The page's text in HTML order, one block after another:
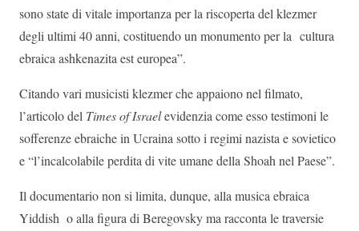
sono state di vitale importanza per la riscoperta del klezmer
degli ultimi 40 anni, costituendo un monumento per la cultura
ebraica ashkenazita est europea”.
Citando vari musicisti klezmer che appaiono nel filmato,
l’articolo del Times of Israelevidenzia come esso testimoni le
sofferenze ebraiche in Ucraina sotto i regimi nazista e sovietico
e “l’incalcolabile perdita di vite umane della Shoah nel Paese”.
Il documentario non si limita, dunque, alla musica ebraica
Yiddish o alla figura di Beregovsky ma racconta le traversie